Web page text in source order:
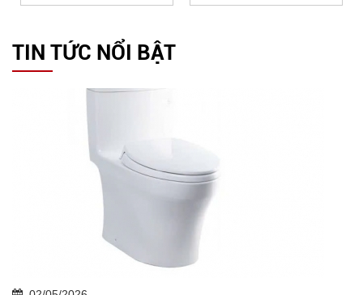
TIN TỨC NỔI BẬT